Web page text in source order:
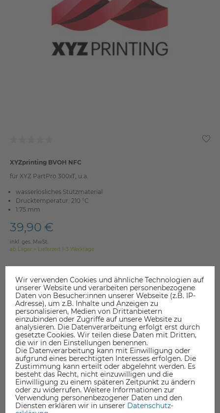
XYZprinting BVOH NFC
für XYZ PartPro 300xT, u.a.
wasserlösliches Stützmaterial
Drucktemperatur: 210 °C
1.75 mm
39,90 €
inkl. ges. MwSt.
ab Lager > Lieferzeit 1-3 Werktage
Wir verwenden Cookies und ähnliche Technologien auf
unserer Website und verarbeiten personenbezogene
Daten von Besucher:innen unserer Webseite (z.B. IP-
Adresse), um z.B. Inhalte und Anzeigen zu
personalisieren, Medien von Drittanbietern
einzubinden oder Zugriffe auf unsere Website zu
analysieren. Die Datenverarbeitung erfolgt erst durch
gesetzte Cookies. Wir teilen diese Daten mit Dritten,
die wir in den Einstellungen benennen.
Die Datenverarbeitung kann mit Einwilligung oder
aufgrund eines berechtigten Interesses erfolgen. Die
Zustimmung kann erteilt oder abgelehnt werden. Es
besteht das Recht, nicht einzuwilligen und die
Einwilligung zu einem späteren Zeitpunkt zu ändern
oder zu widerrufen. Weitere Informationen zur
Verwendung personenbezogener Daten und den
Diensten erklären wir in unserer Daten­schutz­